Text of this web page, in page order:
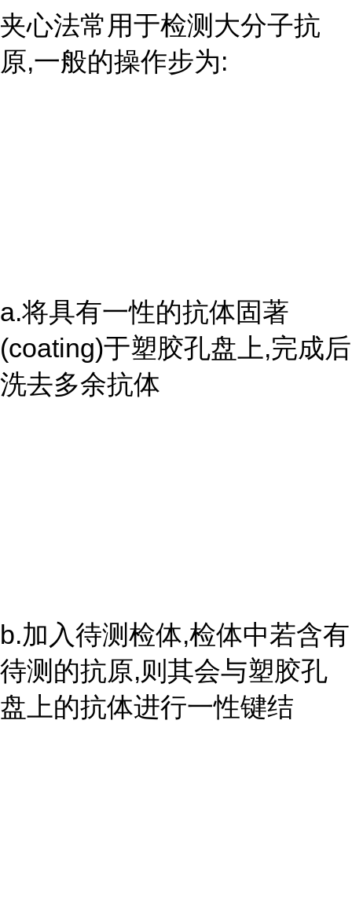
夹心法常用于检测大分子抗
原,一般的操作步为:
a.将具有一性的抗体固著
(coating)于塑胶孔盘上,完成后
洗去多余抗体
b.加入待测检体,检体中若含有
待测的抗原,则其会与塑胶孔
盘上的抗体进行一性键结